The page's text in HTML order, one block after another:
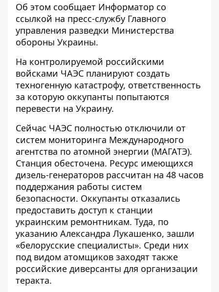
Об этом сообщает Информатор со
ссылкой на пресс-службу Главного
управления разведки Министерства
обороны Украины.
На контролируемой российскими
войсками ЧАЭС планируют создать
техногенную катастрофу, ответственность
за которую оккупанты попытаются
перевести на Украину.
Сейчас ЧАЭС полностью отключили от
систем мониторинга Международного
агентства по атомной энергии (МАГАТЭ).
Станция обесточена. Ресурс имеющихся
дизель-генераторов рассчитан на 48 часов
поддержания работы систем
безопасности. Оккупанты отказались
предоставить доступ к станции
украинским ремонтникам. Туда, по
указанию Александра Лукашенко, зашли
«белорусские специалисты». Среди них
под видом атомщиков заходят также
российские диверсанты для организации
теракта.